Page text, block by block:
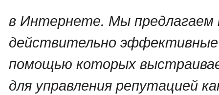
в Интернете. Мы
действительно
помощью которых
для управления репутацией